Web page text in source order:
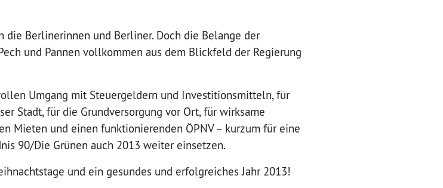
Berlinerinnen und Berliner. Doch die Belange der
und Pannen vollkommen aus dem Blickfeld der Regierung
Umgang mit Steuergeldern und Investitionsmitteln, für
Stadt, für die Grundversorgung vor Ort, für wirksame
Mieten und einen funktionierenden ÖPNV – kurzum für eine
90/Die Grünen auch 2013 weiter einsetzen.
und ein gesundes und erfolgreiches Jahr 2013!